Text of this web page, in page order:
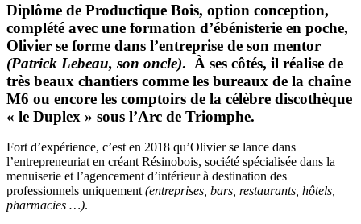
Diplôme de Productique Bois, option conception,
complété avec une formation d’ébénisterie en poche,
Olivier se forme dans l’entreprise de son mentor
(Patrick Lebeau, son oncle). À ses côtés, il réalise de
très beaux chantiers comme les bureaux de la chaîne
M6 ou encore les comptoirs de la célèbre discothèque
« le Duplex » sous l’Arc de Triomphe.
Fort d’expérience, c’est en 2018 qu’Olivier se lance dans
l’entrepreneuriat en créant Résinobois, société spécialisée dans la
menuiserie et l’agencement d’intérieur à destination des
professionnels uniquement(entreprises, bars, restaurants, hôtels,
pharmacies …).